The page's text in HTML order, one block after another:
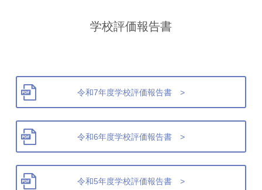
学校評価報告書
令和7年度学校評価報告書 >
令和6年度学校評価報告書 >
令和5年度学校評価報告書 >